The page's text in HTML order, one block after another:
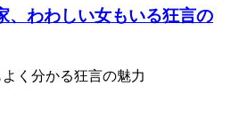
、わわしい女もいる狂言の
く分かる狂言の魅力